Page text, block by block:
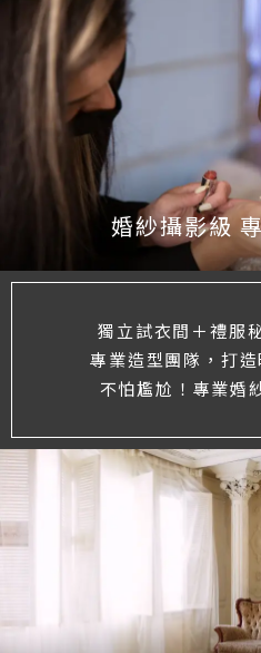
婚紗攝影級
獨立試衣間＋禮服
專業造型團隊，打
不怕尷尬！專業婚